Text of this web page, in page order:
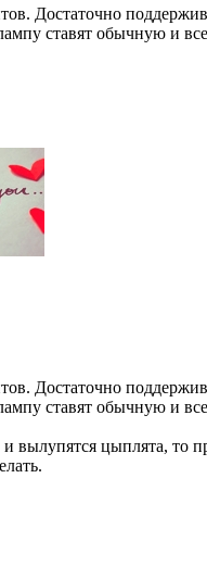
Достаточно
ставят обычную и
Достаточно
ставят обычную и
цыплята, то